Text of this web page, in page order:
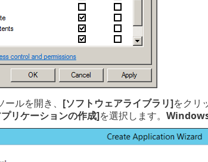
ルを開き、 [ソフトウェアライブラリ]をクリ
リケーションの作成]を選択します。